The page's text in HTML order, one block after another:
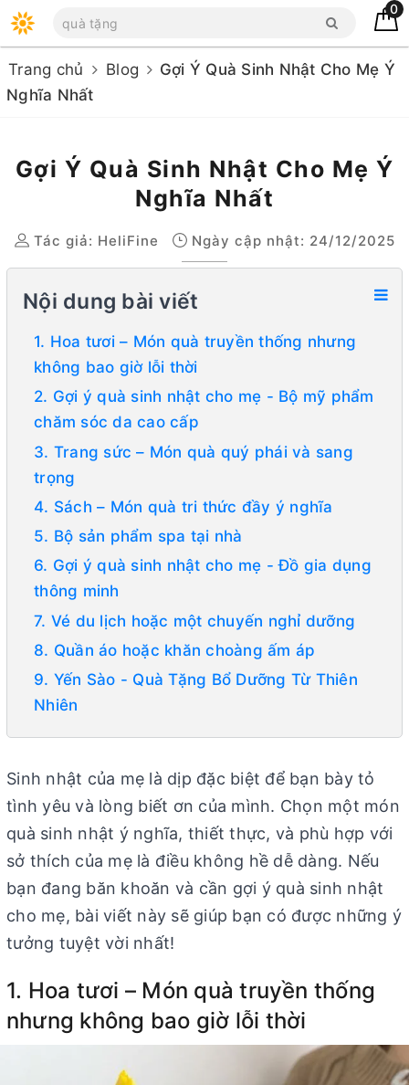
0
Trang chủ Blog
Gợi Ý Quà Sinh Nhật Cho Mẹ Ý
Nghĩa Nhất
Gợi Ý Quà Sinh Nhật Cho Mẹ Ý
Nghĩa Nhất
Tác giả: HeliFine Ngày cập nhật: 24/12/2025
Nội dung bài viết
1. Hoa tươi – Món quà truyền thống nhưng
không bao giờ lỗi thời
2. Gợi ý quà sinh nhật cho mẹ - Bộ mỹ phẩm
chăm sóc da cao cấp
3. Trang sức – Món quà quý phái và sang
trọng
4. Sách – Món quà tri thức đầy ý nghĩa
5. Bộ sản phẩm spa tại nhà
6. Gợi ý quà sinh nhật cho mẹ - Đồ gia dụng
thông minh
7. Vé du lịch hoặc một chuyến nghỉ dưỡng
8. Quần áo hoặc khăn choàng ấm áp
9. Yến Sào - Quà Tặng Bổ Dưỡng Từ Thiên
Nhiên
Sinh nhật của mẹ là dịp đặc biệt để bạn bày tỏ
tình yêu và lòng biết ơn của mình. Chọn một món
quà sinh nhật ý nghĩa, thiết thực, và phù hợp với
sở thích của mẹ là điều không hề dễ dàng. Nếu
bạn đang băn khoăn và cần gợi ý quà sinh nhật
cho mẹ, bài viết này sẽ giúp bạn có được những ý
tưởng tuyệt vời nhất!
1. Hoa tươi – Món quà truyền thống
nhưng không bao giờ lỗi thời